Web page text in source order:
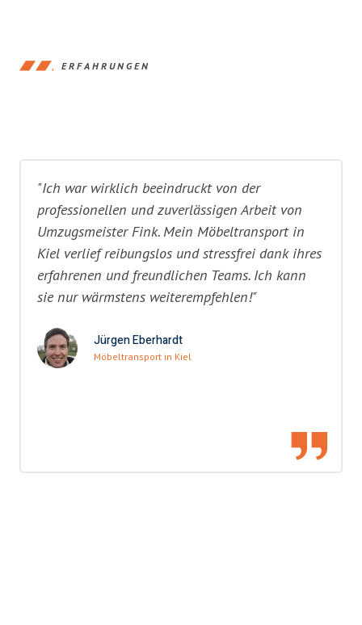
ERFAHRUNGEN
"Ich war wirklich beeindruckt von der
professionellen und zuverlässigen Arbeit von
Umzugsmeister Fink. Mein Möbeltransport in
Kiel verlief reibungslos und stressfrei dank ihres
erfahrenen und freundlichen Teams. Ich kann
sie nur wärmstens weiterempfehlen!"
Jürgen Eberhardt
Möbeltransport in Kiel